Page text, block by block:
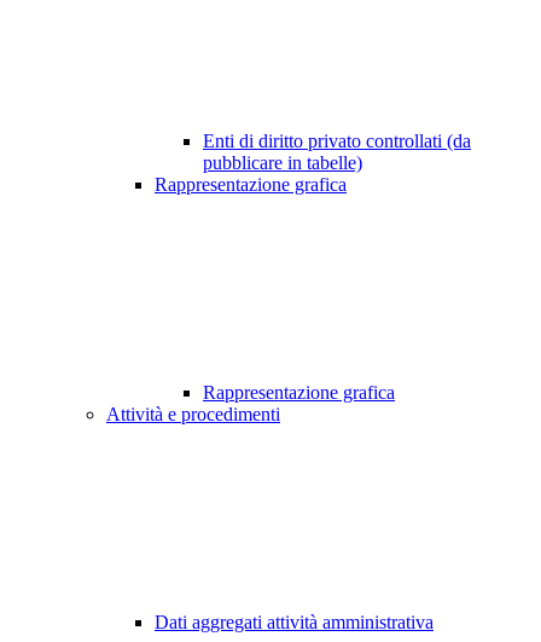
Enti di diritto privato controllati (da
pubblicare in tabelle)
Rappresentazione grafica
Rappresentazione grafica
Attività e procedimenti
Dati aggregati attività amministrativa